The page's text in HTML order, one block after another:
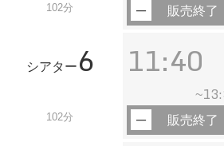
102分 販売終了
シアター 6
102分
11:40
~
販売終了